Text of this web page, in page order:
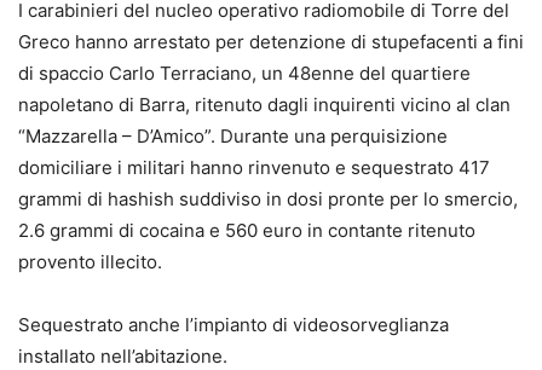
I carabinieri del nucleo operativo radiomobile di Torre del
Greco hanno arrestato per detenzione di stupefacenti a fini
di spaccio Carlo Terraciano, un 48enne del quartiere
napoletano di Barra, ritenuto dagli inquirenti vicino al clan
“Mazzarella – D’Amico”. Durante una perquisizione
domiciliare i militari hanno rinvenuto e sequestrato 417
grammi di hashish suddiviso in dosi pronte per lo smercio,
2.6 grammi di cocaina e 560 euro in contante ritenuto
provento illecito.
Sequestrato anche l’impianto di videosorveglianza
installato nell’abitazione.